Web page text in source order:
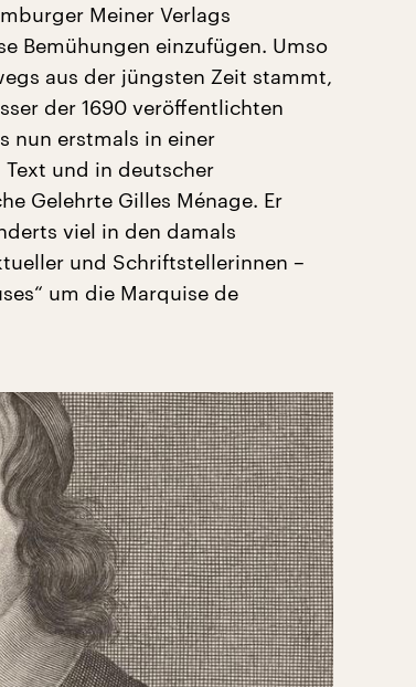
Meiner Verlags
Bemühungen einzufügen. Umso
aus der jüngsten Zeit stammt,
der 1690 veröffentlichten
nun erstmals in einer
und in deutscher
Gelehrte Gilles Ménage. Er
viel in den damals
und Schriftstellerinnen –
um die Marquise de